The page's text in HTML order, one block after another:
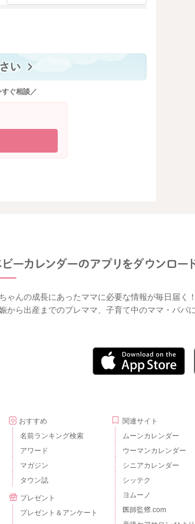
ぐ相談／
ゃんの成長にあったママに必要な情報が毎日届く！
から出産までのプレママ、子育て中のママ・パパ
おすすめ
名前ランキング検索
アワード
マガジン
タウン誌
プレゼント
プレゼント＆アンケート
関連サイト
ムーンカレンダー
ウーマンカレンダー
シニアカレンダー
シッテク
ヨムーノ
医師監修.com